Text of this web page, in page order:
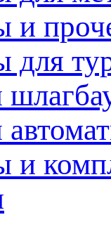
и
для
и